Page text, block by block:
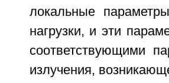
локальные
нагрузки, и эти
соответствующими
излучения,